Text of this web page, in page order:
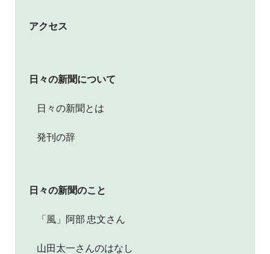
アクセス
日々の新聞について
日々の新聞とは
発刊の辞
日々の新聞のこと
「風」阿部 忠文さん
山田太一さんのはなし